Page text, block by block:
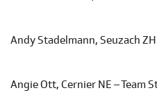
Andy Stadelmann, Seuzach
Angie Ott, Cernier NE – Team